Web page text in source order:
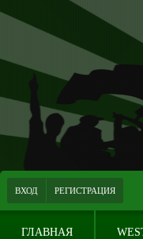
ВХОД РЕГИСТРАЦИЯ
ГЛАВНАЯ